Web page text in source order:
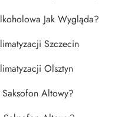
Jak Wygląda?
Szczecin
Olsztyn
Saksofon Altowy?